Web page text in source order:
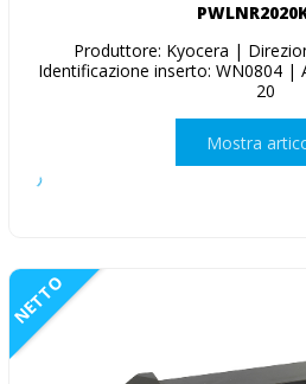
Produttore: Kyocera |
Identificazione inserto: WN0804 |
20
Mostra
NETTO